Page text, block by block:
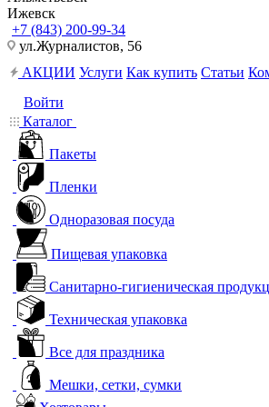
Ижевск
+7 (843) 200-99-34
ул.Журналистов, 56
АКЦИИ Услуги Как купить Статьи
Войти
Каталог
Пакеты
Пленки
Одноразовая посуда
Пищевая упаковка
Санитарно-гигиеническая
Техническая упаковка
Все для праздника
Мешки, сетки, сумки